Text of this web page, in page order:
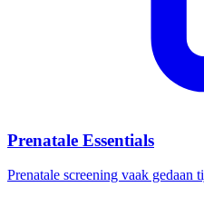
Prenatale Essentials
Prenatale screening vaak gedaan